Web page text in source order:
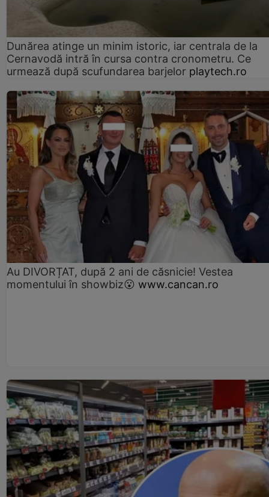
Dunărea atinge un minim istoric, iar centrala de la
Cernavodă intră în cursa contra cronometru. Ce
urmează după scufundarea barjelor playtech.ro
Au DIVORȚAT, după 2 ani de căsnicie! Vestea
momentului în showbiz😮 www.cancan.ro